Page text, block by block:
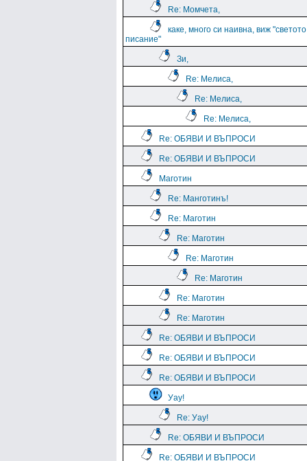
Re: Момчета,
каке, много си наивна, виж "светото
писание"
Зи,
Re: Мелиса,
Re: Мелиса,
Re: Мелиса,
Re: ОБЯВИ И ВЪПРОСИ
Re: ОБЯВИ И ВЪПРОСИ
Маготин
Re: Манготинъ!
Re: Маготин
Re: Маготин
Re: Маготин
Re: Маготин
Re: Маготин
Re: Маготин
Re: ОБЯВИ И ВЪПРОСИ
Re: ОБЯВИ И ВЪПРОСИ
Re: ОБЯВИ И ВЪПРОСИ
Уау!
Re: Уау!
Re: ОБЯВИ И ВЪПРОСИ
Re: ОБЯВИ И ВЪПРОСИ